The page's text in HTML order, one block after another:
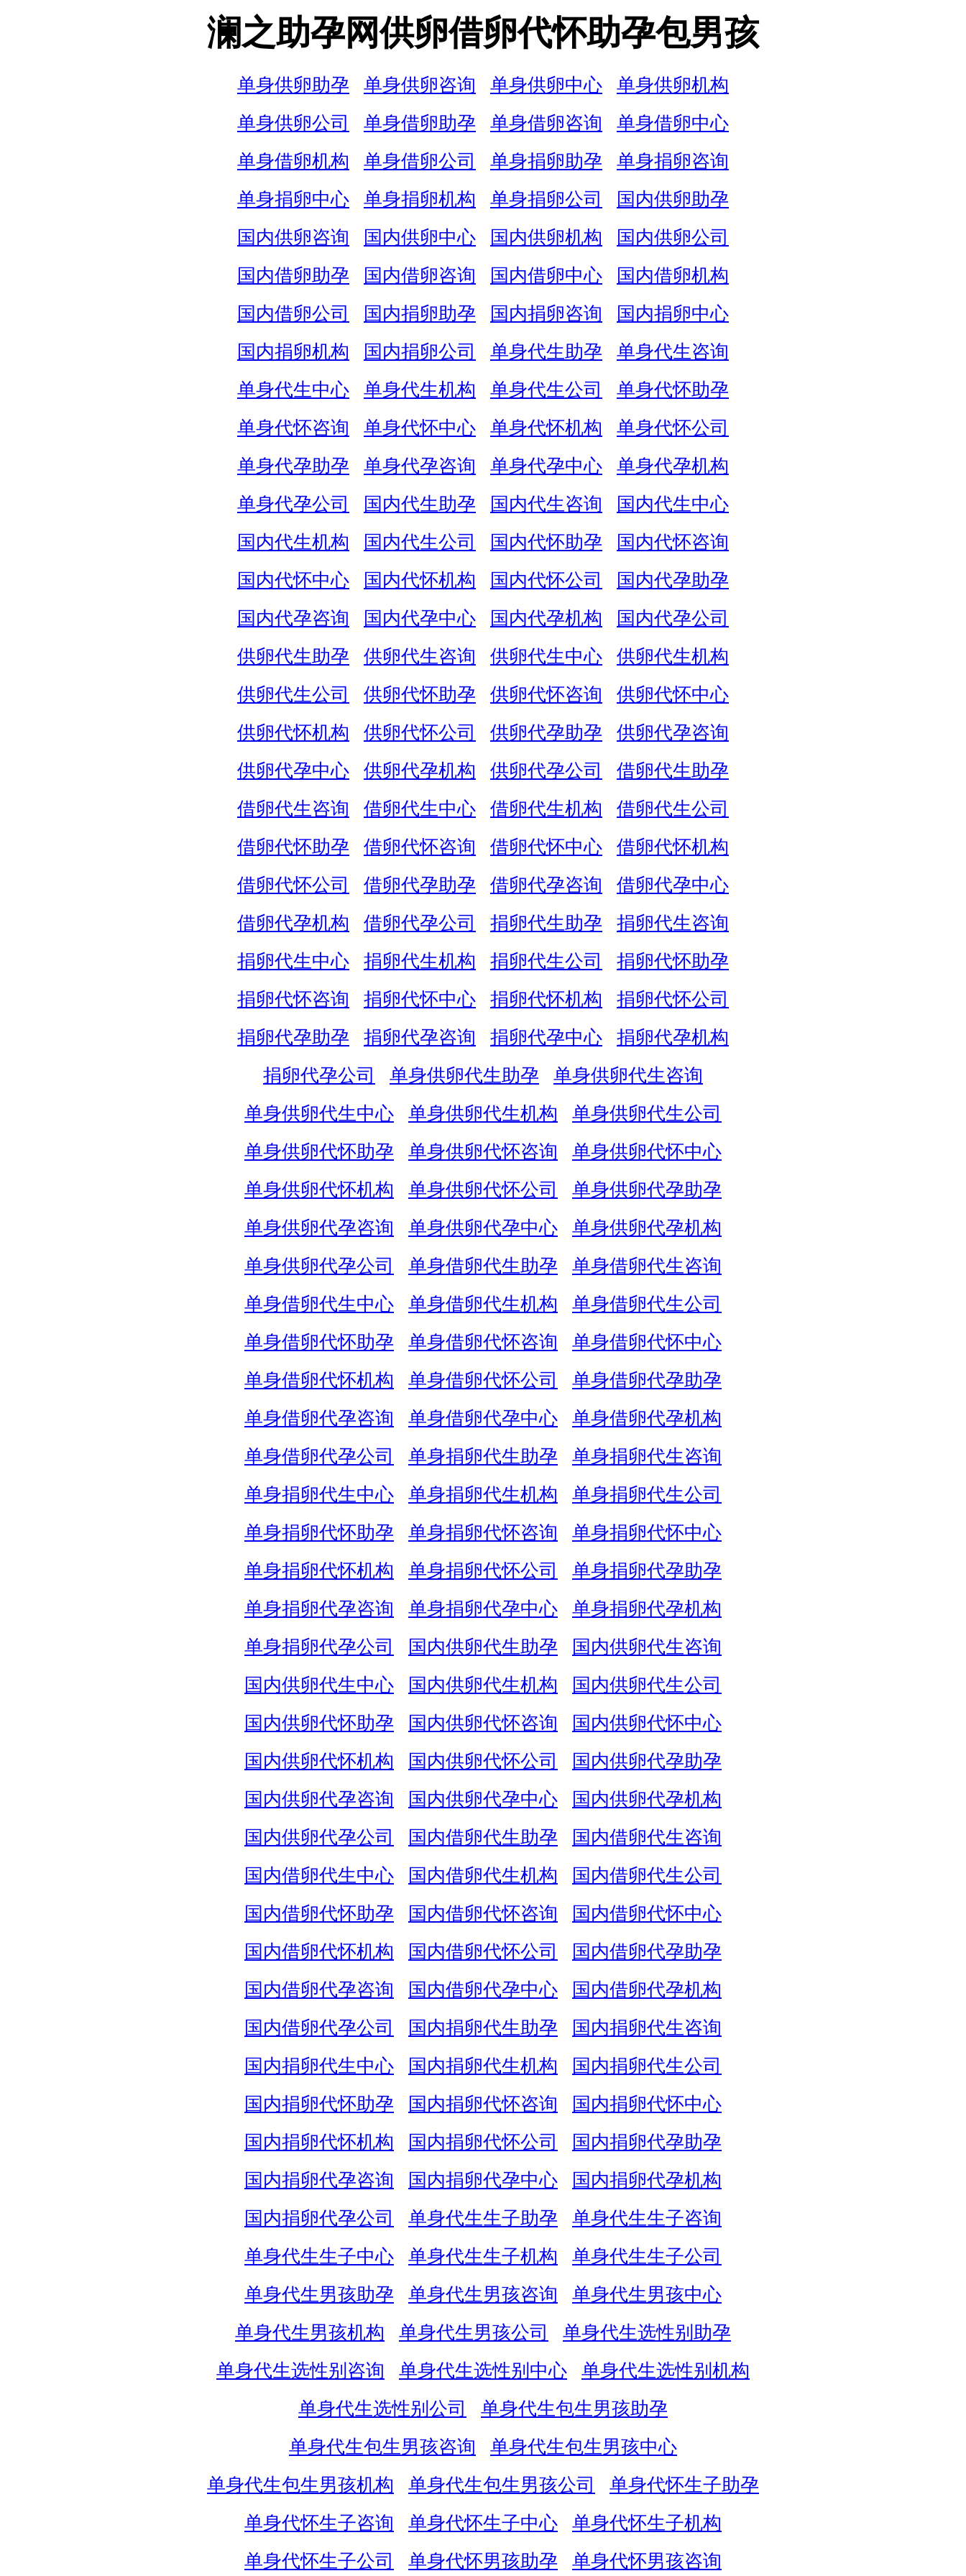
澜之助孕网供卵借卵代怀助孕包男孩
单身供卵助孕 单身供卵咨询 单身供卵中心
单身供卵机构
单身供卵公司
单身借卵助孕 单身借卵咨询
单身借卵中心
单身借卵机构
单身借卵公司 单身捐卵助孕
单身捐卵咨询
单身捐卵中心
单身捐卵机构 单身捐卵公司
国内供卵助孕
国内供卵咨询
国内供卵中心 国内供卵机构
国内供卵公司
国内借卵助孕
国内借卵咨询 国内借卵中心
国内借卵机构
国内借卵公司
国内捐卵助孕 国内捐卵咨询
国内捐卵中心
国内捐卵机构
国内捐卵公司 单身代生助孕
单身代生咨询
单身代生中心
单身代生机构 单身代生公司
单身代怀助孕
单身代怀咨询
单身代怀中心 单身代怀机构
单身代怀公司
单身代孕助孕
单身代孕咨询 单身代孕中心
单身代孕机构
单身代孕公司
国内代生助孕 国内代生咨询
国内代生中心
国内代生机构
国内代生公司 国内代怀助孕
国内代怀咨询
国内代怀中心
国内代怀机构 国内代怀公司
国内代孕助孕
国内代孕咨询
国内代孕中心 国内代孕机构
国内代孕公司
供卵代生助孕
供卵代生咨询 供卵代生中心
供卵代生机构
供卵代生公司
供卵代怀助孕 供卵代怀咨询
供卵代怀中心
供卵代怀机构
供卵代怀公司 供卵代孕助孕
供卵代孕咨询
供卵代孕中心
供卵代孕机构 供卵代孕公司
借卵代生助孕
借卵代生咨询
借卵代生中心 借卵代生机构
借卵代生公司
借卵代怀助孕
借卵代怀咨询 借卵代怀中心
借卵代怀机构
借卵代怀公司
借卵代孕助孕 借卵代孕咨询
借卵代孕中心
借卵代孕机构
借卵代孕公司 捐卵代生助孕
捐卵代生咨询
捐卵代生中心
捐卵代生机构 捐卵代生公司
捐卵代怀助孕
捐卵代怀咨询
捐卵代怀中心 捐卵代怀机构
捐卵代怀公司
捐卵代孕助孕
捐卵代孕咨询 捐卵代孕中心
捐卵代孕机构
捐卵代孕公司
单身供卵代生助孕
单身供卵代生咨询
单身供卵代生中心
单身供卵代生机构
单身供卵代生公司
单身供卵代怀助孕
单身供卵代怀咨询
单身供卵代怀中心
单身供卵代怀机构
单身供卵代怀公司
单身供卵代孕助孕
单身供卵代孕咨询
单身供卵代孕中心
单身供卵代孕机构
单身供卵代孕公司
单身借卵代生助孕
单身借卵代生咨询
单身借卵代生中心
单身借卵代生机构
单身借卵代生公司
单身借卵代怀助孕
单身借卵代怀咨询
单身借卵代怀中心
单身借卵代怀机构
单身借卵代怀公司
单身借卵代孕助孕
单身借卵代孕咨询
单身借卵代孕中心
单身借卵代孕机构
单身借卵代孕公司
单身捐卵代生助孕
单身捐卵代生咨询
单身捐卵代生中心
单身捐卵代生机构
单身捐卵代生公司
单身捐卵代怀助孕
单身捐卵代怀咨询
单身捐卵代怀中心
单身捐卵代怀机构
单身捐卵代怀公司
单身捐卵代孕助孕
单身捐卵代孕咨询
单身捐卵代孕中心
单身捐卵代孕机构
单身捐卵代孕公司
国内供卵代生助孕
国内供卵代生咨询
国内供卵代生中心
国内供卵代生机构
国内供卵代生公司
国内供卵代怀助孕
国内供卵代怀咨询
国内供卵代怀中心
国内供卵代怀机构
国内供卵代怀公司
国内供卵代孕助孕
国内供卵代孕咨询
国内供卵代孕中心
国内供卵代孕机构
国内供卵代孕公司
国内借卵代生助孕
国内借卵代生咨询
国内借卵代生中心
国内借卵代生机构
国内借卵代生公司
国内借卵代怀助孕
国内借卵代怀咨询
国内借卵代怀中心
国内借卵代怀机构
国内借卵代怀公司
国内借卵代孕助孕
国内借卵代孕咨询
国内借卵代孕中心
国内借卵代孕机构
国内借卵代孕公司
国内捐卵代生助孕
国内捐卵代生咨询
国内捐卵代生中心
国内捐卵代生机构
国内捐卵代生公司
国内捐卵代怀助孕
国内捐卵代怀咨询
国内捐卵代怀中心
国内捐卵代怀机构
国内捐卵代怀公司
国内捐卵代孕助孕
国内捐卵代孕咨询
国内捐卵代孕中心
国内捐卵代孕机构
国内捐卵代孕公司
单身代生生子助孕
单身代生生子咨询
单身代生生子中心
单身代生生子机构
单身代生生子公司
单身代生男孩助孕
单身代生男孩咨询
单身代生男孩中心
单身代生男孩机构
单身代生男孩公司
单身代生选性别助孕
单身代生选性别咨询
单身代生选性别中心
单身代生选性别机构
单身代生选性别公司
单身代生包生男孩助孕
单身代生包生男孩咨询
单身代生包生男孩中心
单身代生包生男孩机构
单身代生包生男孩公司
单身代怀生子助孕
单身代怀生子咨询
单身代怀生子中心
单身代怀生子机构
单身代怀生子公司
单身代怀男孩助孕 单身代怀男孩咨询